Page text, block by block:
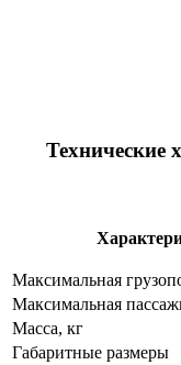
Технические
Максимальная
Максимальная
Масса, кг
Габаритные размеры